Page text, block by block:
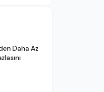
Daha Az